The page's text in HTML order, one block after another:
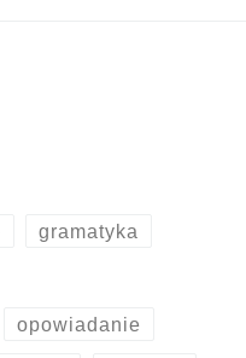
gramatyka
opowiadanie